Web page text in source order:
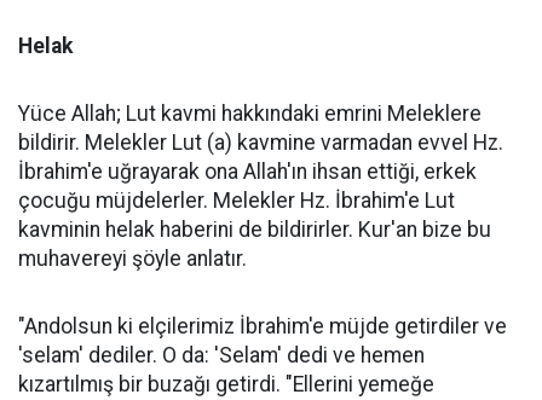
Helak
Yüce Allah; Lut kavmi hakkındaki emrini Meleklere
bildirir. Melekler Lut (a) kavmine varmadan evvel Hz.
İbrahim'e uğrayarak ona Allah'ın ihsan ettiği, erkek
çocuğu müjdelerler. Melekler Hz. İbrahim'e Lut
kavminin helak haberini de bildirirler. Kur'an bize bu
muhavereyi şöyle anlatır.
"Andolsun ki elçilerimiz İbrahim'e müjde getirdiler ve
'selam' dediler. O da: 'Selam' dedi ve hemen
kızartılmış bir buzağı getirdi. "Ellerini yemeğe